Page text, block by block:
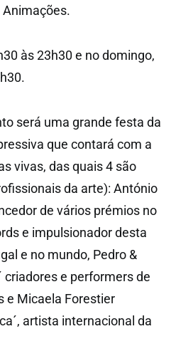
Animações.
às 23h30 e no domingo,
será uma grande festa da
que contará com a
vivas, das quais 4 são
da arte): António
de vários prémios no
e impulsionador desta
e no mundo, Pedro &
criadores e performers de
e Micaela Forestier
artista internacional da